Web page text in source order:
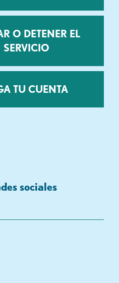
O DETENER EL
SERVICIO
TU CUENTA
sociales